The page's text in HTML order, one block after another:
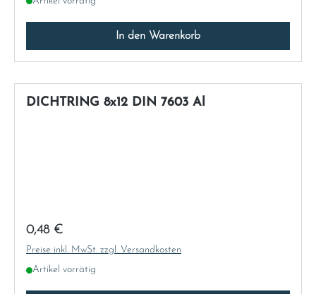
In den Warenkorb
DICHTRING 8x12 DIN 7603 Al
Regulärer Preis:
0,48 €
Preise inkl. MwSt. zzgl. Versandkosten
Artikel vorrätig